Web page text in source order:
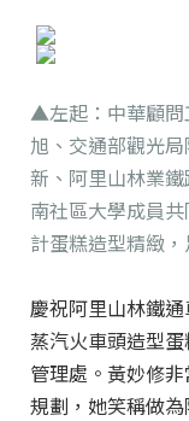
▲左起：中華顧問
旭、交通部觀光
新、阿里山林業
南社區大學成員
計蛋糕造型精緻，
慶祝阿里山林鐵
蒸汽火車頭造型
管理處。黃妙修
規劃，她笑稱做